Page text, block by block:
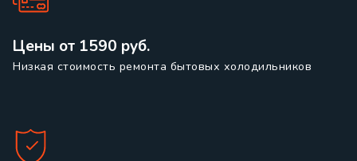
Цены от 1590 руб.
Низкая стоимость ремонта бытовых холодильников